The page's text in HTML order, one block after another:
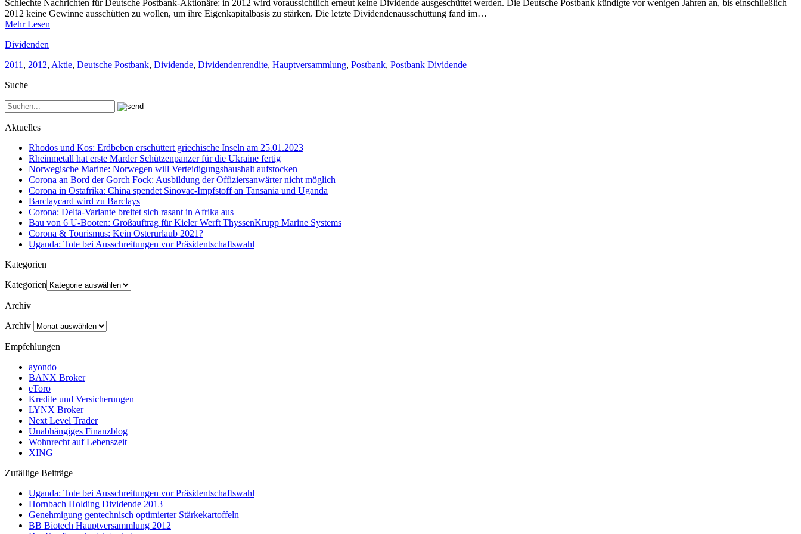
Schlechte Nachrichten für Deutsche Postbank-Aktionäre: in 2012 wird voraussichtlich erneut keine Dividende ausgeschüttet werden. Die Deutsche Postbank kündigte vor wenigen Jahren an, bis einschließlich
2012 keine Gewinne ausschütten zu wollen, um ihre Eigenkapitalbasis zu stärken. Die letzte Dividendenausschüttung fand im…
Mehr Lesen
Dividenden
2011 , 2012, Aktie, Deutsche Postbank, Dividende, Dividendenrendite, Hauptversammlung, Postbank, Postbank Dividende
Suche
Aktuelles
Rhodos und Kos: Erdbeben erschüttert griechische Inseln am 25.01.2023
Rheinmetall hat erste Marder Schützenpanzer für die Ukraine fertig
Norwegische Marine: Norwegen will Verteidigungshaushalt aufstocken
Corona an Bord der Gorch Fock: Ausbildung der Offiziersanwärter nicht möglich
Corona in Ostafrika: China spendet Sinovac-Impfstoff an Tansania und Uganda
Barclaycard wird zu Barclays
Corona: Delta-Variante breitet sich rasant in Afrika aus
Bau von 6 U-Booten: Großauftrag für Kieler Werft ThyssenKrupp Marine Systems
Corona & Tourismus: Kein Osterurlaub 2021?
Uganda: Tote bei Ausschreitungen vor Präsidentschaftswahl
Kategorien
Kategorien
Archiv
Archiv
Empfehlungen
ayondo
BANX Broker
eToro
Kredite und Versicherungen
LYNX Broker
Next Level Trader
Unabhängiges Finanzblog
Wohnrecht auf Lebenszeit
XING
Zufällige Beiträge
Uganda: Tote bei Ausschreitungen vor Präsidentschaftswahl
Hornbach Holding Dividende 2013
Genehmigung gentechnisch optimierter Stärkekartoffeln
BB Biotech Hauptversammlung 2012